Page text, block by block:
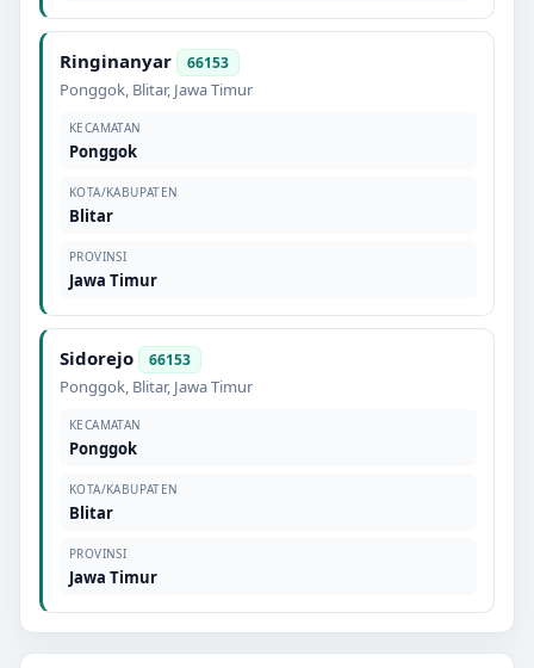
Ringinanyar 66153
Ponggok, Blitar, Jawa Timur
KECAMATAN
Ponggok
KOTA/KABUPATEN
Blitar
PROVINSI
Jawa Timur
Sidorejo 66153
Ponggok, Blitar, Jawa Timur
KECAMATAN
Ponggok
KOTA/KABUPATEN
Blitar
PROVINSI
Jawa Timur